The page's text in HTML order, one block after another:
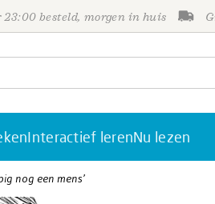
23:00 besteld, morgen in huis
Interactief lerenNu lezen
nog een mens’